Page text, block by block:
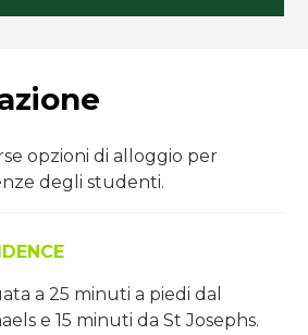
opzioni di alloggio per
degli studenti.
a 25 minuti a piedi dal
e 15 minuti da St Josephs.